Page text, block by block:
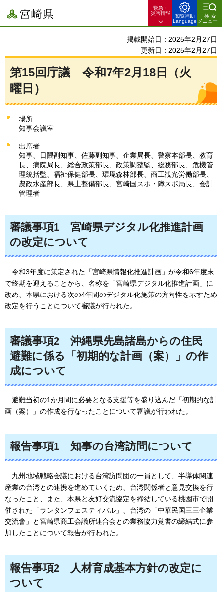
宮崎県
緊急・
災害情報
閲覧補助
Language
検索
メニュー
掲載開始日：2025年2月27日
更新日：2025年2月27日
第15回庁議
令和7年2月18日（火
曜日）
場所
知事会議室
出席者
知事、日隈副知事、佐藤副知事、企業局長、警察本部長、教育
長、病院局長、総合政策部長、政策調整監、総務部長、危機管
理統括監、福祉保健部長、環境森林部長、商工観光労働部長、
農政水産部長、県土整備部長、宮崎国スポ・障スポ局長、会計
管理者
審議事項1
宮崎県デジタル化推進計画
の改定について
令和3年度に策定された「宮崎県情報化推進計画」が令和6年度末
で終期を迎えることから、名称を「宮崎県デジタル化推進計画」に
改め、本県における次の4年間のデジタル化施策の方向性を示すため
改定を行うことについて審議が行われた。
審議事項2
沖縄県先島諸島からの住民
避難に係る「初期的な計画（案）」の作
成について
避難当初の1か月間に必要となる支援等を盛り込んだ「初期的な計
画（案）」の作成を行なったことについて審議が行われた。
報告事項1 知事の台湾訪問について
九州地域戦略会議における台湾訪問団の一員として、半導体関連
産業の台湾との連携を進めていくため、台湾関係者と意見交換を行
なったこと、また、本県と友好交流協定を締結している桃園市で開
催された「ランタンフェスティバル」、台湾の「中華民国三三企業
交流會」と宮崎県商工会議所連合会との業務協力覚書の締結式に参
加したことについて報告が行われた。
報告事項2
人材育成基本方針の改定に
ついて